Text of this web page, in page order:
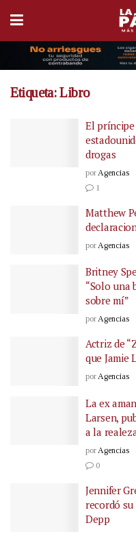
Etiqueta:Libro
El
drogas
por Agencias
1
Matthew
por Agencias
Britney
“Solo una
sobre mí”
porAgencias
Actriz de
que Jamie
porAgencias
La ex
Larsen,
a la
por Agencias
0
Jennifer
recordó
Depp